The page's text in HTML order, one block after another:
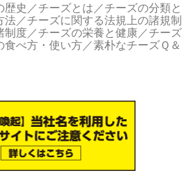
歴史／チーズとは／チーズの分類と
／チーズに関する法規上の諸規制
制度／チーズの栄養と健康／チーズ
べ方・使い方／素朴なチーズＱ＆